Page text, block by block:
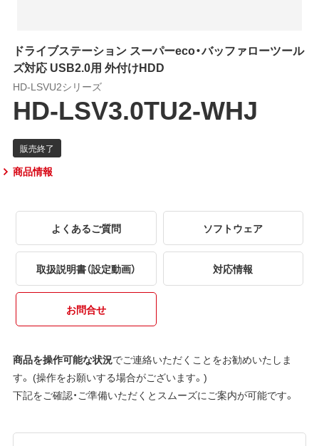
ドライブステーション スーパーeco・バッファローツール
ズ対応 USB2.0用 外付けHDD
HD-LSVU2シリーズ
HD-LSV3.0TU2-WHJ
商品情報
よくあるご質問 ソフトウェア
取扱説明書（設定動画） 対応情報
お問合せ
商品を操作可能な状況でご連絡いただくことをお勧めいたしま
す。 (操作をお願いする場合がございます。)
下記をご確認・ご準備いただくとスムーズにご案内が可能です。